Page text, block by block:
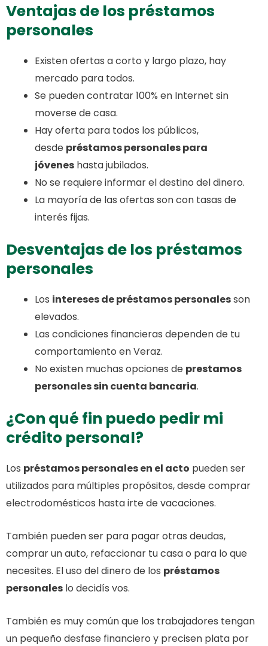
Ventajas de los préstamos
personales
Existen ofertas a corto y largo plazo, hay
mercado para todos.
Se pueden contratar 100% en Internet sin
moverse de casa.
Hay oferta para todos los públicos,
desde préstamos personales para
jóvenes hasta jubilados.
No se requiere informar el destino del dinero.
La mayoría de las ofertas son con tasas de
interés fijas.
Desventajas de los préstamos
personales
Los intereses de préstamos personalesson
elevados.
Las condiciones financieras dependen de tu
comportamiento en Veraz.
No existen muchas opciones de prestamos
personales sin cuenta bancaria.
¿Con qué fin puedo pedir mi
crédito personal?
Los préstamos personales en el acto pueden ser
utilizados para múltiples propósitos, desde comprar
electrodomésticos hasta irte de vacaciones.
También pueden ser para pagar otras deudas,
comprar un auto, refaccionar tu casa o para lo que
necesites. El uso del dinero de los préstamos
personales lo decidís vos.
También es muy común que los trabajadores tengan
un pequeño desfase financiero y precisen plata por